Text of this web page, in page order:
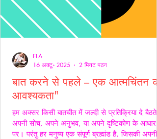
बात करने से पहले – एक आत्मचिंतन की
आवश्यकता"
हम अक्सर किसी बातचीत में जल्दी से प्रतिक्रिया दे बैठते
अपनी सोच, अपने अनुभव, या अपने दृष्टिकोण के आधार
पर। परंतु हर मनुष्य एक संपूर्ण ब्रह्मांड है, जिसकी अपनी
ELA
16 अक्टू॰ 2025
2 मिनट पठन